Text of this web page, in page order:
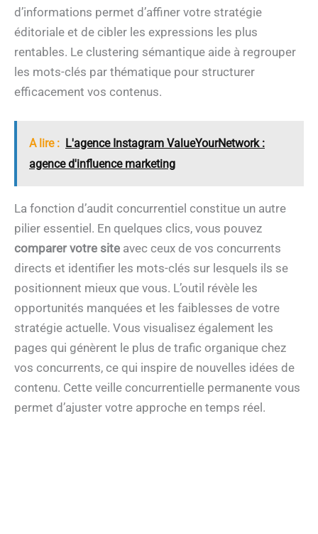
d’informations permet d’affiner votre stratégie
éditoriale et de cibler les expressions les plus
rentables. Le clustering sémantique aide à regrouper
les mots-clés par thématique pour structurer
efficacement vos contenus.
A lire : L'agence Instagram ValueYourNetwork :
agence d'influence marketing
La fonction d’audit concurrentiel constitue un autre
pilier essentiel. En quelques clics, vous pouvez
comparer votre site avec ceux de vos concurrents
directs et identifier les mots-clés sur lesquels ils se
positionnent mieux que vous. L’outil révèle les
opportunités manquées et les faiblesses de votre
stratégie actuelle. Vous visualisez également les
pages qui génèrent le plus de trafic organique chez
vos concurrents, ce qui inspire de nouvelles idées de
contenu. Cette veille concurrentielle permanente vous
permet d’ajuster votre approche en temps réel.